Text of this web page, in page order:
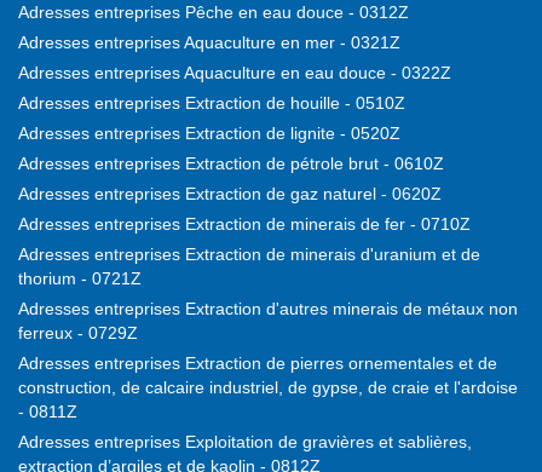
Adresses entreprises Pêche en eau douce - 0312Z
Adresses entreprises Aquaculture en mer - 0321Z
Adresses entreprises Aquaculture en eau douce - 0322Z
Adresses entreprises Extraction de houille - 0510Z
Adresses entreprises Extraction de lignite - 0520Z
Adresses entreprises Extraction de pétrole brut - 0610Z
Adresses entreprises Extraction de gaz naturel - 0620Z
Adresses entreprises Extraction de minerais de fer - 0710Z
Adresses entreprises Extraction de minerais d'uranium et de
thorium - 0721Z
Adresses entreprises Extraction d'autres minerais de métaux non
ferreux - 0729Z
Adresses entreprises Extraction de pierres ornementales et de
construction, de calcaire industriel, de gypse, de craie et l'ardoise
- 0811Z
Adresses entreprises Exploitation de gravières et sablières,
extraction d’argiles et de kaolin - 0812Z